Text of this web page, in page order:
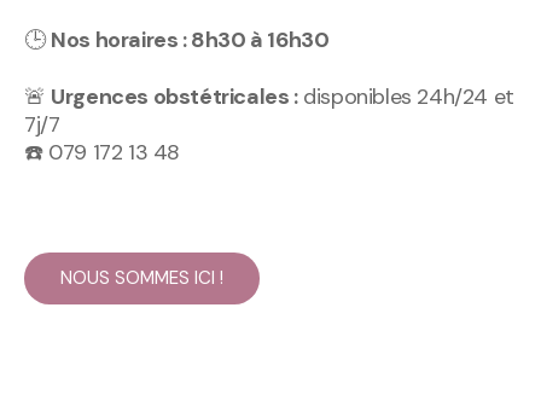
🕒Nos horaires : 8h30 à 16h30
🚨 Urgences obstétricales :disponibles 24h/24 et
7j/7
☎️ 079 172 13 48
NOUS SOMMES ICI !